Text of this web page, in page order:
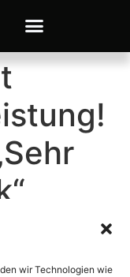
wir Technologien wie